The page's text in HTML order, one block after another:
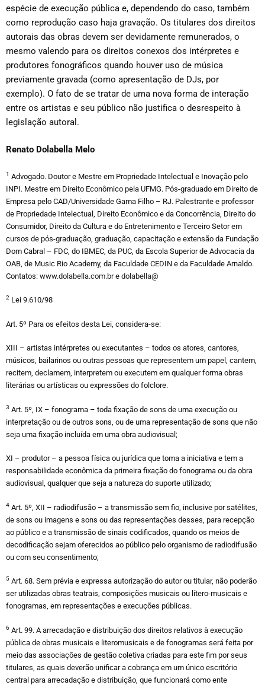
espécie de execução pública e, dependendo do caso, também
como reprodução caso haja gravação. Os titulares dos direitos
autorais das obras devem ser devidamente remunerados, o
mesmo valendo para os direitos conexos dos intérpretes e
produtores fonográficos quando houver uso de música
previamente gravada (como apresentação de DJs, por
exemplo). O fato de se tratar de uma nova forma de interação
entre os artistas e seu público não justifica o desrespeito à
legislação autoral.
Renato Dolabella Melo
1 Advogado. Doutor e Mestre em Propriedade Intelectual e Inovação pelo
INPI. Mestre em Direito Econômico pela UFMG. Pós-graduado em Direito de
Empresa pelo CAD/Universidade Gama Filho – RJ. Palestrante e professor
de Propriedade Intelectual, Direito Econômico e da Concorrência, Direito do
Consumidor, Direito da Cultura e do Entretenimento e Terceiro Setor em
cursos de pós-graduação, graduação, capacitação e extensão da Fundação
Dom Cabral – FDC, do IBMEC, da PUC, da Escola Superior de Advocacia da
OAB, de Music Rio Academy, da Faculdade CEDIN e da Faculdade Arnaldo.
Contatos: www.dolabella.com.bre dolabella@
2 Lei 9.610/98
Art. 5º Para os efeitos desta Lei, considera-se:
XIII – artistas intérpretes ou executantes – todos os atores, cantores,
músicos, bailarinos ou outras pessoas que representem um papel, cantem,
recitem, declamem, interpretem ou executem em qualquer forma obras
literárias ou artísticas ou expressões do folclore.
3 Art. 5º, IX – fonograma – toda fixação de sons de uma execução ou
interpretação ou de outros sons, ou de uma representação de sons que não
seja uma fixação incluída em uma obra audiovisual;
XI – produtor – a pessoa física ou jurídica que toma a iniciativa e tem a
responsabilidade econômica da primeira fixação do fonograma ou da obra
audiovisual, qualquer que seja a natureza do suporte utilizado;
4 Art. 5º, XII – radiodifusão – a transmissão sem fio, inclusive por satélites,
de sons ou imagens e sons ou das representações desses, para recepção
ao público e a transmissão de sinais codificados, quando os meios de
decodificação sejam oferecidos ao público pelo organismo de radiodifusão
ou com seu consentimento;
5 Art. 68. Sem prévia e expressa autorização do autor ou titular, não poderão
ser utilizadas obras teatrais, composições musicais ou lítero-musicais e
fonogramas, em representações e execuções públicas.
6 Art. 99. A arrecadação e distribuição dos direitos relativos à execução
pública de obras musicais e literomusicais e de fonogramas será feita por
meio das associações de gestão coletiva criadas para este fim por seus
titulares, as quais deverão unificar a cobrança em um único escritório
central para arrecadação e distribuição, que funcionará como ente